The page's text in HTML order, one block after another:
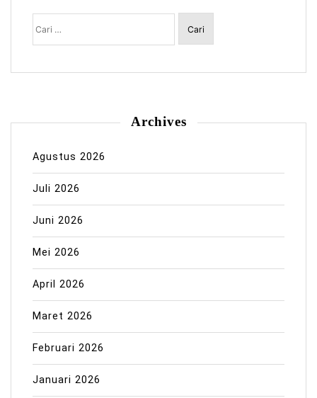
Cari
untuk:
Archives
Agustus 2026
Juli 2026
Juni 2026
Mei 2026
April 2026
Maret 2026
Februari 2026
Januari 2026